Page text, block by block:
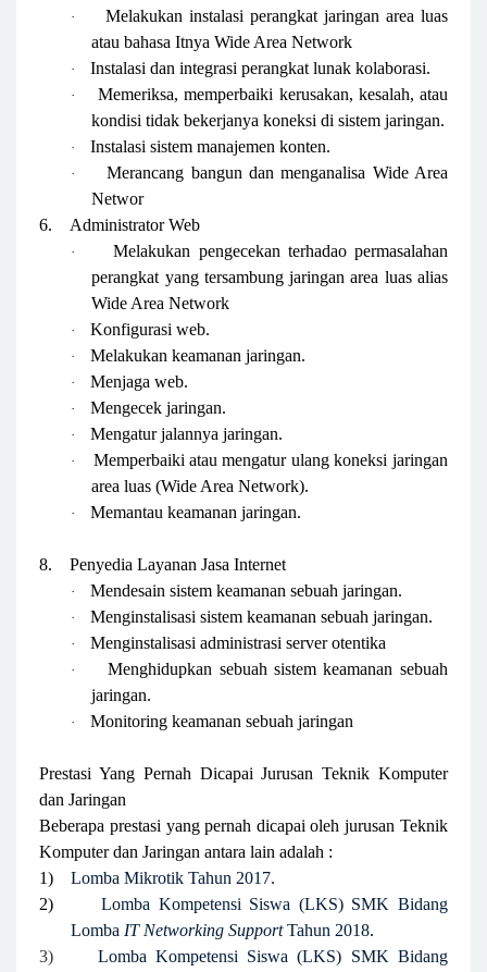
·
Melakukan instalasi perangkat jaringan area luas
atau bahasa Itnya Wide Area Network
· Instalasi dan integrasi perangkat lunak kolaborasi.
·
Memeriksa, memperbaiki kerusakan, kesalah, atau
kondisi tidak bekerjanya koneksi di sistem jaringan.
· Instalasi sistem manajemen konten.
·
Merancang bangun dan menganalisa Wide Area
Networ
6.
Administrator Web
·
Melakukan pengecekan terhadao permasalahan
perangkat yang tersambung jaringan area luas alias
Wide Area Network
· Konfigurasi web.
· Melakukan keamanan jaringan.
· Menjaga web.
· Mengecek jaringan.
· Mengatur jalannya jaringan.
·
Memperbaiki atau mengatur ulang koneksi jaringan
area luas (Wide Area Network).
· Memantau keamanan jaringan.
8. Penyedia Layanan Jasa Internet
· Mendesain sistem keamanan sebuah jaringan.
· Menginstalisasi sistem keamanan sebuah jaringan.
· Menginstalisasi administrasi server otentika
·
Menghidupkan sebuah sistem keamanan sebuah
jaringan.
· Monitoring keamanan sebuah jaringan
Prestasi Yang Pernah Dicapai Jurusan Teknik Komputer
dan Jaringan
Beberapa prestasi yang pernah dicapai oleh jurusan Teknik
Komputer dan Jaringan antara lain adalah :
1)
Lomba Mikrotik Tahun 2017.
2)
Lomba Kompetensi Siswa (LKS) SMK Bidang
Lomba IT Networking SupportTahun 2018.
3) Lomba Kompetensi Siswa (LKS) SMK Bidang